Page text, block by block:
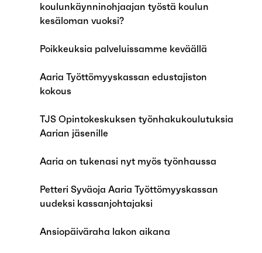
koulunkäynninohjaajan työstä koulun
kesäloman vuoksi?
Poikkeuksia palveluissamme keväällä
Aaria Työttömyyskassan edustajiston
kokous
TJS Opintokeskuksen työnhakukoulutuksia
Aarian jäsenille
Aaria on tukenasi nyt myös työnhaussa
Petteri Syväoja Aaria Työttömyyskassan
uudeksi kassanjohtajaksi
Ansiopäiväraha lakon aikana